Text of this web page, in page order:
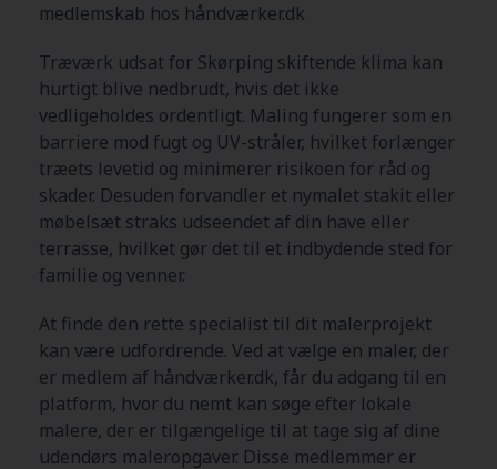
medlemskab hos håndværker.dk
Træværk udsat for Skørping skiftende klima kan
hurtigt blive nedbrudt, hvis det ikke
vedligeholdes ordentligt. Maling fungerer som en
barriere mod fugt og UV-stråler, hvilket forlænger
træets levetid og minimerer risikoen for råd og
skader. Desuden forvandler et nymalet stakit eller
møbelsæt straks udseendet af din have eller
terrasse, hvilket gør det til et indbydende sted for
familie og venner.
At finde den rette specialist til dit malerprojekt
kan være udfordrende. Ved at vælge en maler, der
er medlem af håndværker.dk, får du adgang til en
platform, hvor du nemt kan søge efter lokale
malere, der er tilgængelige til at tage sig af dine
udendørs maleropgaver. Disse medlemmer er